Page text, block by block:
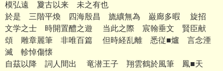
模弘遠 夐古以来 未之有也
於是 三階平煥 四海殷昌 旒纊無為 巌廊多暇 旋招
文学之士 時開置醴之遊 当此之際 宸翰垂文 賢臣献
頌 雕章麗筆 非唯百篇 但時経乱離 悉従■爐 言念湮
滅 軫悼傷懐
自茲以降 詞人間出 竜潜王子 翔雲鶴於風筆 鳳■天